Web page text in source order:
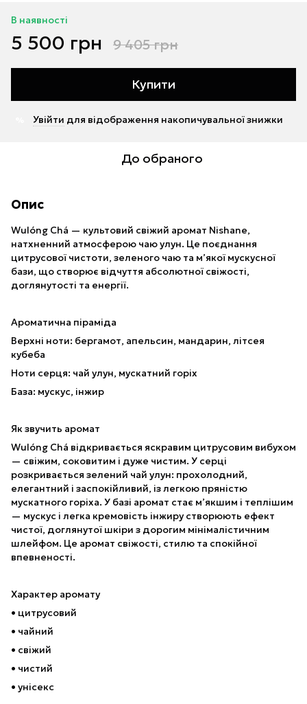
В наявності
5 500 грн 9 405 грн
Купити
Увійти для відображення накопичувальної знижки
До обраного
Опис
Wulóng Chá — культовий свіжий аромат Nishane,
натхненний атмосферою чаю улун. Це поєднання
цитрусової чистоти, зеленого чаю та м’якої мускусної
бази, що створює відчуття абсолютної свіжості,
доглянутості та енергії.
Ароматична піраміда
Верхні ноти: бергамот, апельсин, мандарин, літсея
кубеба
Ноти серця: чай улун, мускатний горіх
База: мускус, інжир
Як звучить аромат
Wulóng Chá відкривається яскравим цитрусовим вибухом
— свіжим, соковитим і дуже чистим. У серці
розкривається зелений чай улун: прохолодний,
елегантний і заспокійливий, із легкою пряністю
мускатного горіха. У базі аромат стає м’якшим і теплішим
— мускус і легка кремовість інжиру створюють ефект
чистої, доглянутої шкіри з дорогим мінімалістичним
шлейфом. Це аромат свіжості, стилю та спокійної
впевненості.
Характер аромату
• цитрусовий
• чайний
• свіжий
• чистий
• унісекс